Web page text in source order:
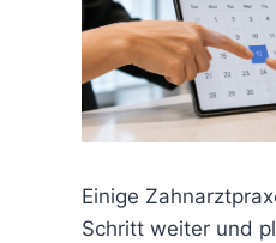
Einige
Schritt weiter und